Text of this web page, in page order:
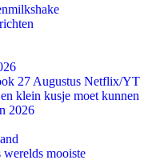
27 Augustus Netflix/YT
klein kusje moet kunnen
2026
mooiste